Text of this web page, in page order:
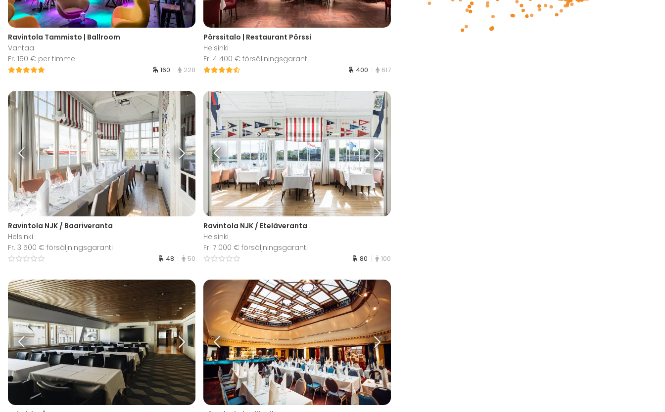
Ravintola Tammisto | Ballroom
Vantaa
Fr. 150 € per timme
160 228
Pörssitalo | Restaurant Pörssi
Helsinki
Fr. 4 400 € försäljningsgaranti
400 617
Ravintola NJK / Baariveranta
Helsinki
Fr. 3 500 € försäljningsgaranti
48 50
Ravintola NJK / Eteläveranta
Helsinki
Fr. 7 000 € försäljningsgaranti
80 100